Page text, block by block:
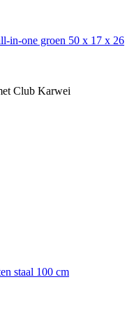
in-one groen 50 x 17 x 26
Club Karwei
staal 100 cm